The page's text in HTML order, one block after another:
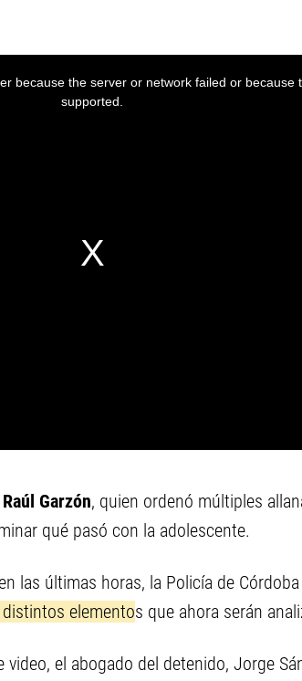
Garzón, quien ordenó múltiples
qué pasó con la adolescente.
las últimas horas, la Policía de Córdoba
elementos que ahora serán
el abogado del detenido, Jorge